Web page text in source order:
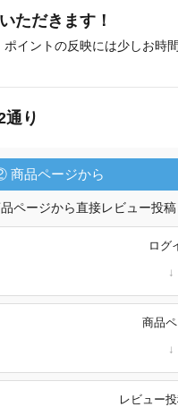
ただきます！
イントの反映には少しお時
通り
商品ページから
ページから直接レビュー投
ログ
商品
レビュー